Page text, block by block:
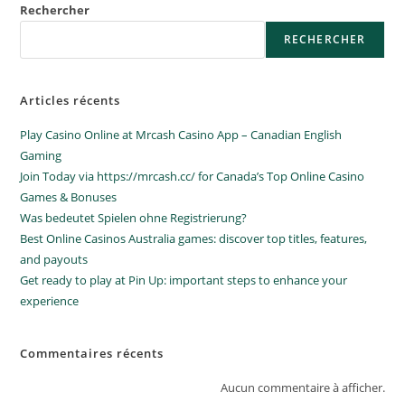
Rechercher
RECHERCHER
Articles récents
Play Casino Online at Mrcash Casino App – Canadian English
Gaming
Join Today via https://mrcash.cc/ for Canada’s Top Online Casino
Games & Bonuses
Was bedeutet Spielen ohne Registrierung?
Best Online Casinos Australia games: discover top titles, features,
and payouts
Get ready to play at Pin Up: important steps to enhance your
experience
Commentaires récents
Aucun commentaire à afficher.